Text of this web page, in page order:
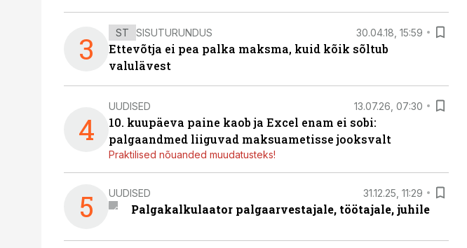
3 ST SISUTURUNDUS 30.04.18, 15:59
Ettevõtja ei pea palka maksma, kuid kõik sõltub
valulävest
4
UUDISED 13.07.26, 07:30
10. kuupäeva paine kaob ja Excel enam ei sobi:
palgaandmed liiguvad maksuametisse jooksvalt
Praktilised nõuanded muudatusteks!
5 UUDISED 31.12.25, 11:29
Palgakalkulaator palgaarvestajale, töötajale, juhile